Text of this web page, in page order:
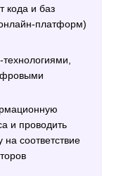
кода и баз
платформ)
и проводить
на соответствие
фирмы –
клиентов
– юрист в штате
цифровых
стартапы –